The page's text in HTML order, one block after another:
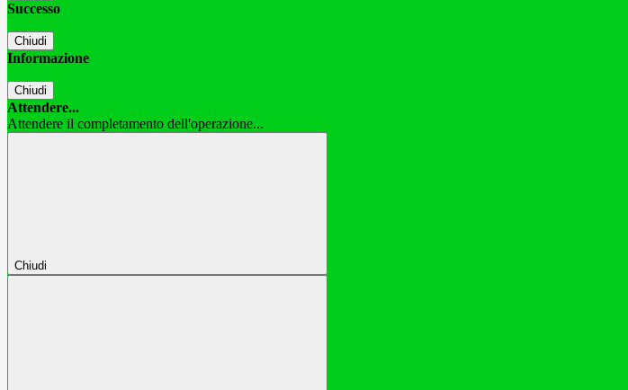
Successo
Chiudi
Informazione
Chiudi
Attendere...
Attendere il completamento dell'operazione...
Chiudi